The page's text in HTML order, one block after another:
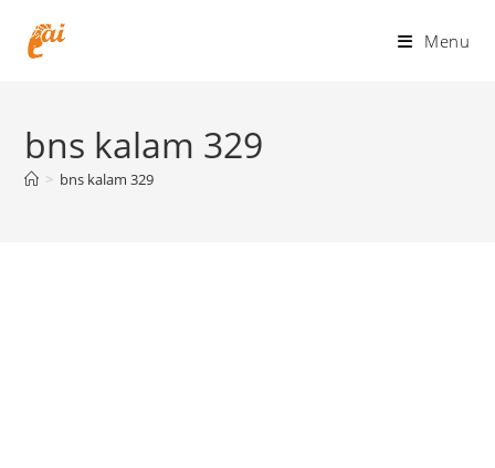
Menu
bns kalam 329
> bns kalam 329